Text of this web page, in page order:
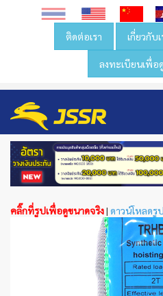
ติดต่อเรา เกี่ยวกับเ
ลงทะเบียนเพื่อ
คลิ๊กที่รูปเพื่อดูขนาดจริง| ดาวน์โหลดรู